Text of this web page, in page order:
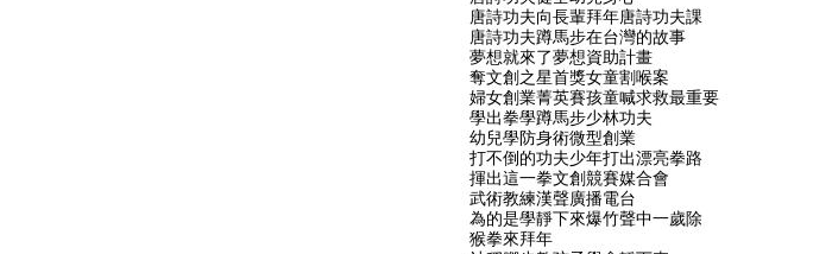
唐詩功夫向長輩拜年唐詩功夫課
唐詩功夫蹲馬步在台灣的故事
夢想就來了夢想資助計畫
奪文創之星首獎女童割喉案
婦女創業菁英賽孩童喊求救最重要
學出拳學蹲馬步少林功夫
幼兒學防身術微型創業
打不倒的功夫少年打出漂亮拳路
揮出這一拳文創競賽媒合會
武術教練漢聲廣播電台
為的是學靜下來爆竹聲中一歲除
猴拳來拜年